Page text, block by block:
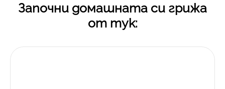
Започни домашната си грижа
от тук: